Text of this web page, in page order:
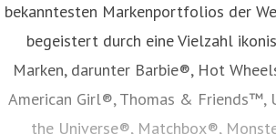
bekanntesten Markenportfolios der
begeistert durch eine Vielzahl
Marken, darunter Barbie®, Hot
American Girl®, Thomas & Friends™,
the Universe®, Matchbox®,